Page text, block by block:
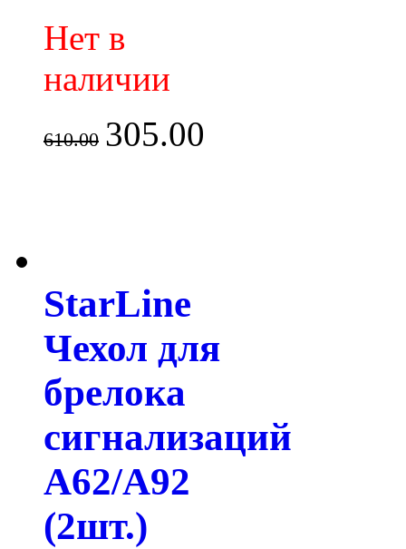
Нет в
наличии
610.00 305.00
StarLine
Чехол для
брелока
сигнализаций
A62/A92
(2шт.)